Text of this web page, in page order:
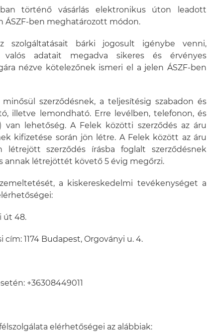
történő vásárlás elektronikus úton leadott
ÁSZF-ben meghatározott módon.
szolgáltatásait bárki jogosult igénybe venni,
adatait megadva sikeres és érvényes
nézve kötelezőnek ismeri el a jelen ÁSZF-ben
minősül szerződésnek, a teljesítésig szabadon és
illetve lemondható. Erre levélben, telefonon, és
van lehetőség. A Felek közötti szerződés az áru
kifizetése során jön létre. A Felek között az áru
létrejött szerződés írásba foglalt szerződésnek
annak létrejöttét követő 5 évig megőrzi.
a kiskereskedelmi tevékenységet a
út 48.
cím: 1174 Budapest, Orgoványi u. 4.
+36308449011
elérhetőségei az alábbiak: